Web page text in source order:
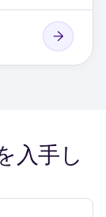
入手し